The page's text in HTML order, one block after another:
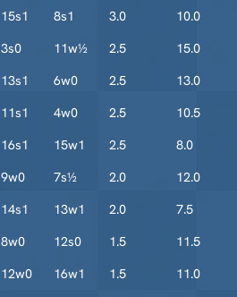
15s1 8s1 3.0 10.0
3s0 11w½ 2.5 15.0
13s1 6w0 2.5 13.0
11s1 4w0 2.5 10.5
16s1 15w1 2.5 8.0
9w0 7s½ 2.0 12.0
14s1 13w1 2.0 7.5
8w0 12s0 1.5 11.5
12w0 16w1 1.5 11.0